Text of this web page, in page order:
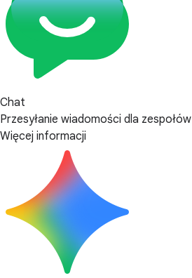
Chat
Przesyłanie wiadomości dla zespołów
Więcej informacji